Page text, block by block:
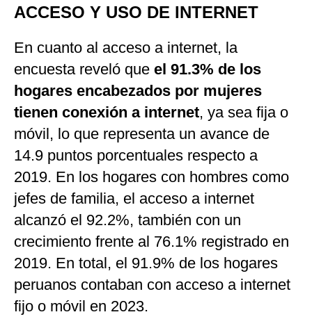
ACCESO Y USO DE INTERNET
En cuanto al acceso a internet, la
encuesta reveló que el 91.3% de los
hogares encabezados por mujeres
tienen conexión a internet, ya sea fija o
móvil, lo que representa un avance de
14.9 puntos porcentuales respecto a
2019. En los hogares con hombres como
jefes de familia, el acceso a internet
alcanzó el 92.2%, también con un
crecimiento frente al 76.1% registrado en
2019. En total, el 91.9% de los hogares
peruanos contaban con acceso a internet
fijo o móvil en 2023.